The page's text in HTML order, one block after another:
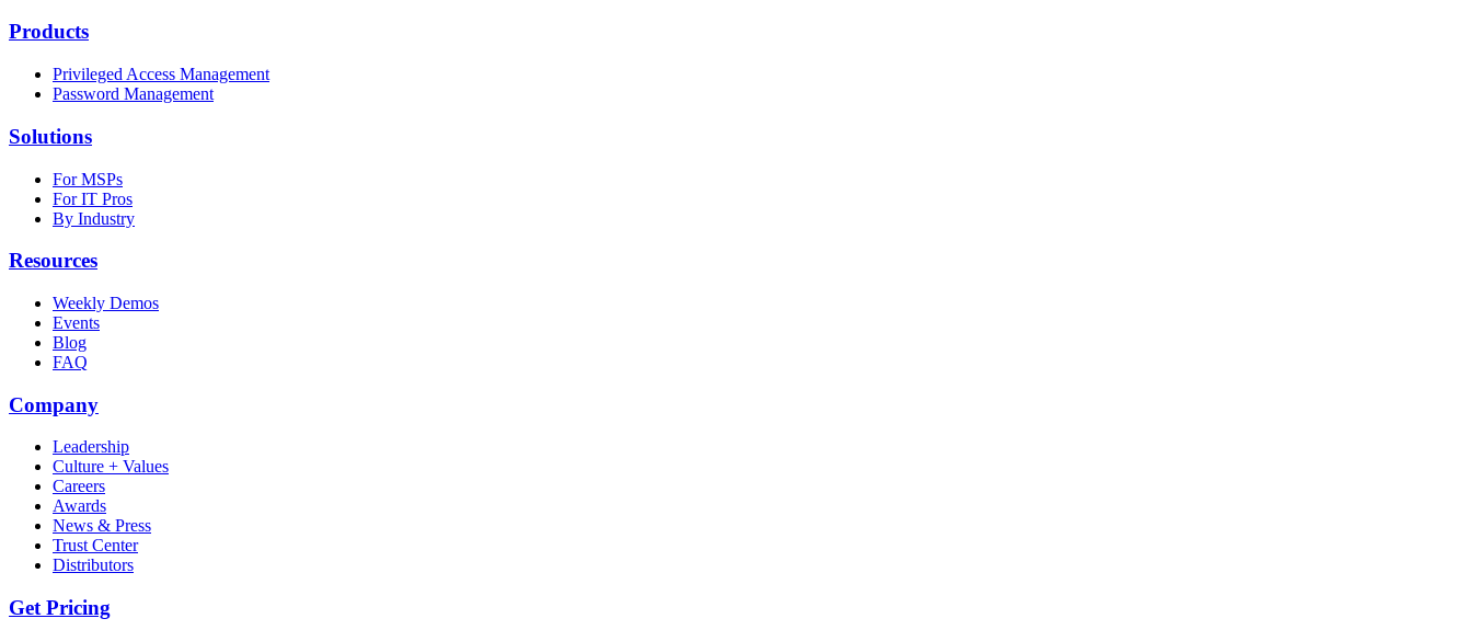
Products
Privileged Access Management
Password Management
Solutions
For MSPs
For IT Pros
By Industry
Resources
Weekly Demos
Events
Blog
FAQ
Company
Leadership
Culture + Values
Careers
Awards
News & Press
Trust Center
Distributors
Get Pricing